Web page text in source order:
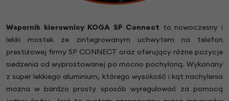
Wspornik kierownicy KOGA SP Connect to nowoczesny i
lekki mostek ze zintegrowanym uchwytem na telefon
prestiżowej firmy SP CONNECT oraz oferujący różne pozycje
siedzenia od wyprostowanej po mocno pochyloną. Wykonany
z super lekkiego aluminium, którego wysokość i kąt nachylenia
można w bardzo prosty sposób wyregulować za pomocą